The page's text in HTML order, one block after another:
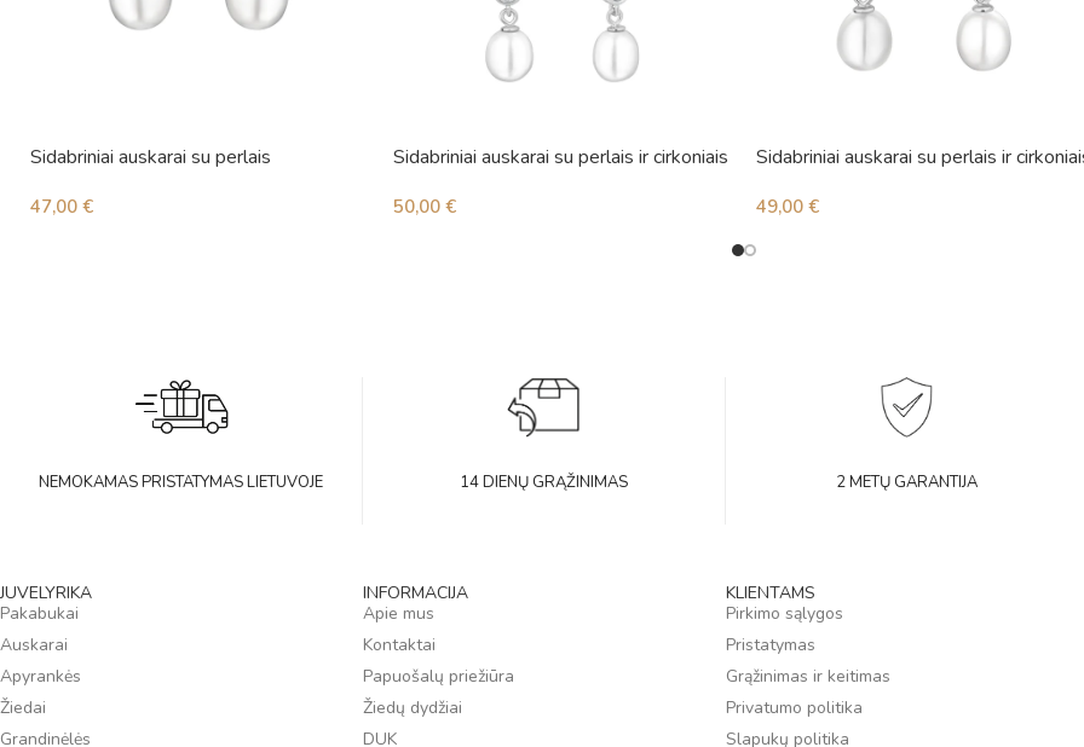
Sidabriniai auskarai su perlais
47,00 €
Sidabriniai auskarai su perlais ir cirkoniais
50,00 €
Sidabriniai auskarai su perlais ir
49,00 €
NEMOKAMAS PRISTATYMAS LIETUVOJE 14 DIENŲ GRĄŽINIMAS 2 METŲ GARANTIJA
JUVELYRIKA
Pakabukai
Auskarai
Apyrankės
Žiedai
Grandinėlės
INFORMACIJA
Apie mus
Kontaktai
Papuošalų priežiūra
Žiedų dydžiai
DUK
KLIENTAMS
Pirkimo sąlygos
Pristatymas
Grąžinimas ir keitimas
Privatumo politika
Slapukų politika